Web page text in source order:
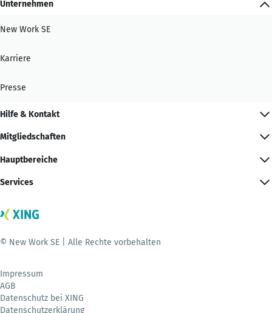
Unternehmen
New Work SE
Karriere
Presse
Hilfe & Kontakt
Mitgliedschaften
Hauptbereiche
Services
© New Work SE | Alle Rechte vorbehalten
Impressum
AGB
Datenschutz bei XING
Datenschutzerklärung